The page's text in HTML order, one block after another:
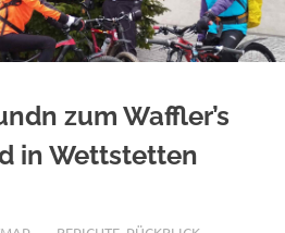
zum Waffler’s
in Wettstetten